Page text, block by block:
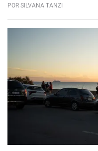
POR SILVANA TANZI